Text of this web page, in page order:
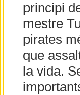
principi
mestre
pirates
que
la vida.